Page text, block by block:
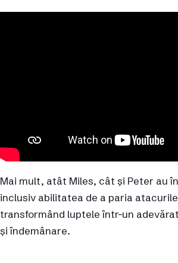
Mai mult, atât Miles, cât și Peter au
inclusiv abilitatea de a paria
transformând luptele într-un
și îndemânare.